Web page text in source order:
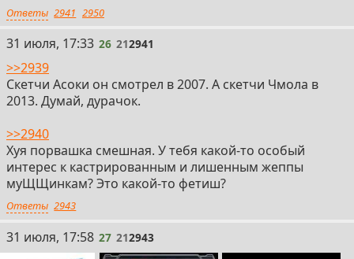
Ответы 2941 2950
26
31 июля, 17:33 26 212941
>>2939
Скетчи Асоки он смотрел в 2007. А скетчи Чмола в
2013. Думай, дурачок.
>>2940
Хуя порвашка смешная. У тебя какой-то особый
интерес к кастрированным и лишенным жеппы
муЩЩинкам? Это какой-то фетиш?
Ответы 2943
27
31 июля, 17:58 27 212943